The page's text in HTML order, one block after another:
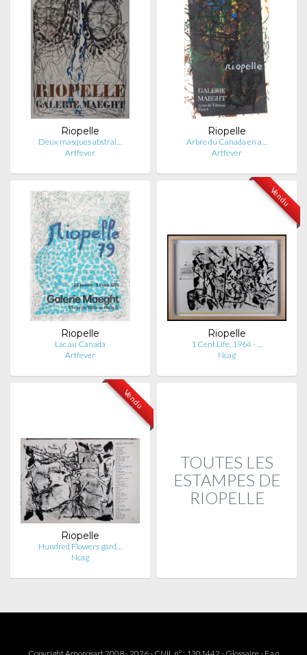
Riopelle
Deux masques abstrai…
Artfever
Riopelle
Arbre du Canada en a…
Artfever
Riopelle
Lac au Canada
Artfever
Vendu
Riopelle
1 Cent Life, 1964 - …
Ncag
Vendu
Riopelle
Hundred Flowers gard…
Ncag
TOUTES LES
ESTAMPES DE
RIOPELLE